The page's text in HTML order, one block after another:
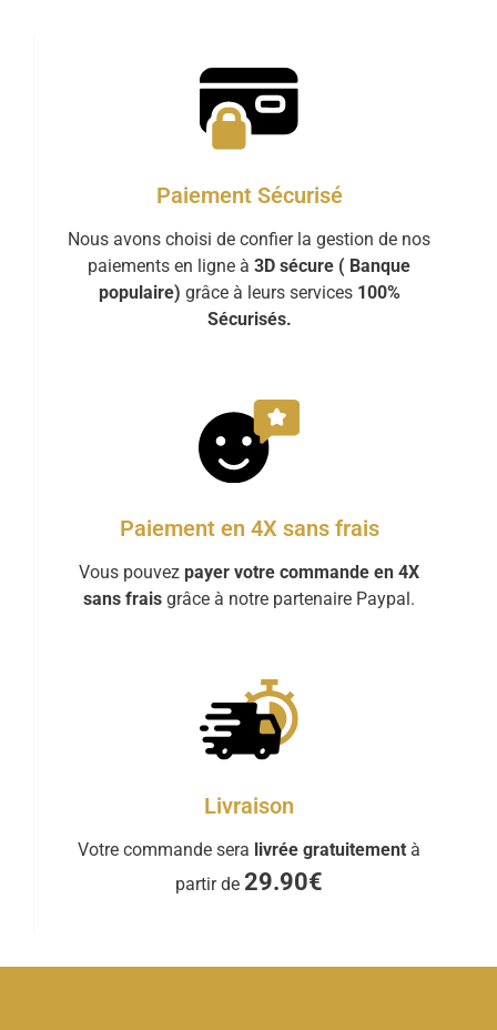
Paiement Sécurisé
Nous avons choisi de confier la gestion de nos
paiements en ligne à 3D sécure ( Banque
populaire) grâce à leurs services 100%
Sécurisés.
Paiement en 4X sans frais
Vous pouvez payer votre commande en 4X
sans frais grâce à notre partenaire Paypal.
Livraison
Votre commande sera livrée gratuitement à
partir de 29.90€